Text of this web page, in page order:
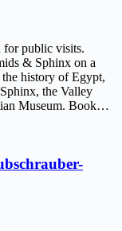
for public visits.
& Sphinx on a
history of Egypt,
the Valley
Museum. Book…